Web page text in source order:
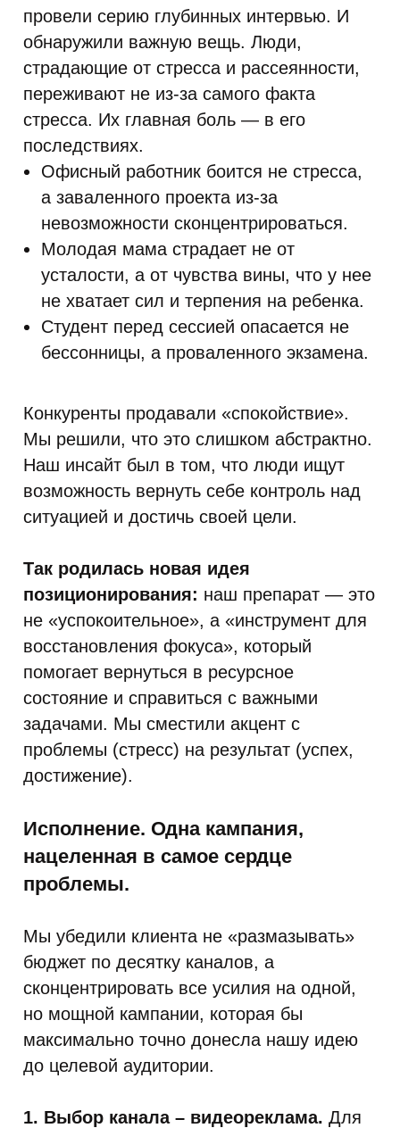
провели серию глубинных интервью. И
обнаружили важную вещь. Люди,
страдающие от стресса и рассеянности,
переживают не из-за самого факта
стресса. Их главная боль — в его
последствиях.
Офисный работник боится не стресса,
а заваленного проекта из-за
невозможности сконцентрироваться.
Молодая мама страдает не от
усталости, а от чувства вины, что у нее
не хватает сил и терпения на ребенка.
Студент перед сессией опасается не
бессонницы, а проваленного экзамена.
Конкуренты продавали «спокойствие».
Мы решили, что это слишком абстрактно.
Наш инсайт был в том, что люди ищут
возможность вернуть себе контроль над
ситуацией и достичь своей цели.
Так родилась новая идея
позиционирования: наш препарат — это
не «успокоительное», а «инструмент для
восстановления фокуса», который
помогает вернуться в ресурсное
состояние и справиться с важными
задачами. Мы сместили акцент с
проблемы (стресс) на результат (успех,
достижение).
Исполнение. Одна кампания,
нацеленная в самое сердце
проблемы.
Мы убедили клиента не «размазывать»
бюджет по десятку каналов, а
сконцентрировать все усилия на одной,
но мощной кампании, которая бы
максимально точно донесла нашу идею
до целевой аудитории.
1. Выбор канала – видеореклама. Для